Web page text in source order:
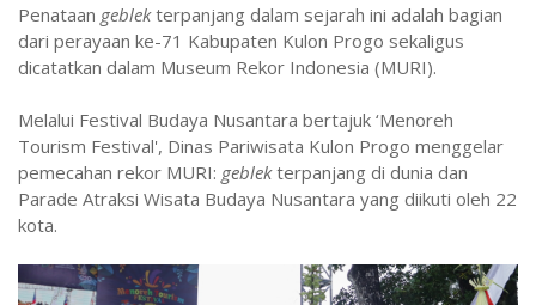
Penataan geblekterpanjang dalam sejarah ini adalah bagian
dari perayaan ke-71 Kabupaten Kulon Progo sekaligus
dicatatkan dalam Museum Rekor Indonesia (MURI).
Melalui Festival Budaya Nusantara bertajuk ‘Menoreh
Tourism Festival', Dinas Pariwisata Kulon Progo menggelar
pemecahan rekor MURI: geblekterpanjang di dunia dan
Parade Atraksi Wisata Budaya Nusantara yang diikuti oleh 22
kota.